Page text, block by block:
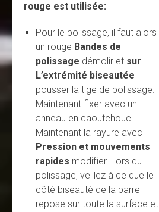
rouge est utilisée:
Pour le polissage, il faut alors
un rouge Bandes de
polissage démolir et sur
L’extrémité biseautée
pousser la tige de polissage.
Maintenant fixer avec un
anneau en caoutchouc.
Maintenant la rayure avec
Pression et mouvements
rapides modifier. Lors du
polissage, veillez à ce que le
côté biseauté de la barre
repose sur toute la surface et